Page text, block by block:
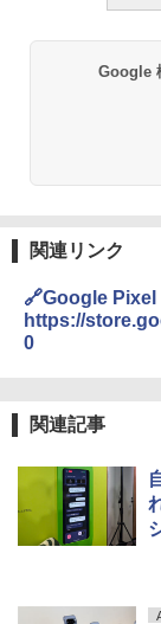
Google
関連リンク
🔗Google Pixel
https://
0
関連記事